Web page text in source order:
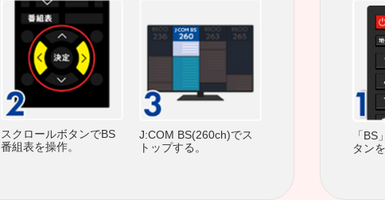
スクロールボタンでBS
番組表を操作。
J:COM BS(260ch)でス
トップする。
「
タン